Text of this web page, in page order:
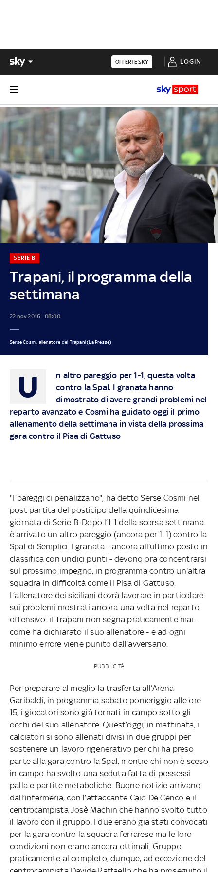
OFFERTE SKY LOGIN
Trapani, il programma della
settimana
SERIE B
22 nov 2016 - 08:00
Serse Cosmi, allenatore del Trapani (La Presse)
U
n altro pareggio per 1-1, questa volta
contro la Spal. I granata hanno
dimostrato di avere grandi problemi nel
reparto avanzato e Cosmi ha guidato oggi il primo
allenamento della settimana in vista della prossima
gara contro il Pisa di Gattuso
"I pareggi ci penalizzano", ha detto Serse Cosmi nel
post partita del posticipo della quindicesima
giornata di Serie B. Dopo l’1-1 della scorsa settimana
è arrivato un altro pareggio (ancora per 1-1) contro la
Spal di Semplici. I granata - ancora all’ultimo posto in
classifica con undici punti - devono ora concentrarsi
sul prossimo impegno, in programma contro un'altra
squadra in difficoltà come il Pisa di Gattuso.
L’allenatore dei siciliani dovrà lavorare in particolare
sui problemi mostrati ancora una volta nel reparto
offensivo: il Trapani non segna praticamente mai -
come ha dichiarato il suo allenatore - e ad ogni
minimo errore viene punito dall’avversario.
PUBBLICITÀ
Per preparare al meglio la trasferta all’Arena
Garibaldi, in programma sabato pomeriggio alle ore
15, i giocatori sono già tornati in campo sotto gli
occhi del suo allenatore. Quest’oggi, in mattinata, i
calciatori si sono allenati divisi in due gruppi per
sostenere un lavoro rigenerativo per chi ha preso
parte alla gara contro la Spal, mentre chi non è sceso
in campo ha svolto una seduta fatta di possessi
palla e partite metaboliche. Buone notizie arrivano
dall’infermeria, con l’attaccante Caio De Cenco e il
centrocampista Josè Machin che hanno svolto tutto
il lavoro con il gruppo. I due erano gia stati convocati
per la gara contro la squadra ferrarese ma le loro
condizioni non erano ancora ottimali. Gruppo
praticamente al completo, dunque, ad eccezione del